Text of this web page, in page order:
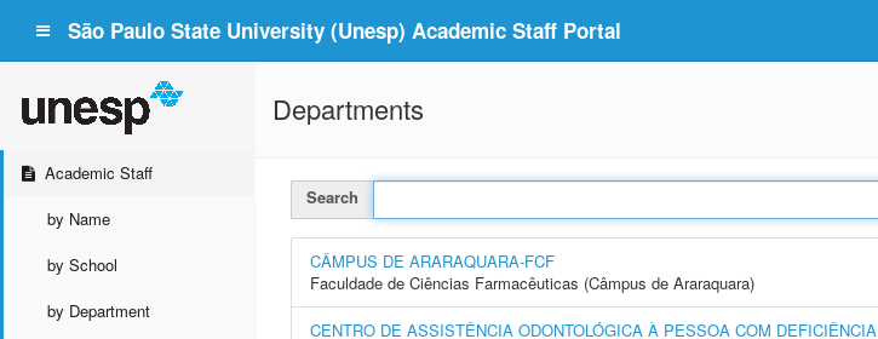
São Paulo State University (Unesp) Academic Staff Portal
Academic Staff
by Name
by School
by Department
Departments
Search
CÂMPUS DE ARARAQUARA-FCF
Faculdade de Ciências Farmacêuticas (Câmpus de Araraquara)
CENTRO DE ASSISTÊNCIA ODONTOLÓGICA À PESSOA COM DEFICIÊNCIA